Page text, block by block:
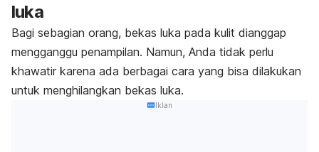
luka
Bagi sebagian orang, bekas luka pada kulit dianggap
mengganggu penampilan. Namun, Anda tidak perlu
khawatir karena ada berbagai cara yang bisa dilakukan
untuk menghilangkan bekas luka.
Iklan